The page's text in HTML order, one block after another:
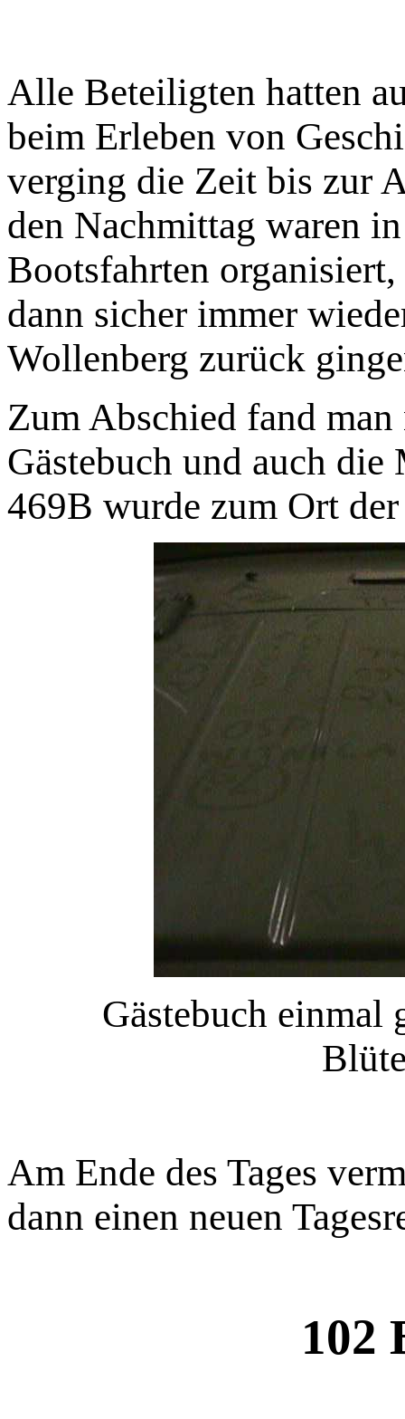
Alle Beteiligten hatten
beim Erleben von
verging die Zeit bis zur
den Nachmittag waren
Bootsfahrten
dann sicher immer
Wollenberg zurück
Zum Abschied fand
Gästebuch und auch
469B wurde zum Ort
Gästebuch einmal
Am Ende des Tages
dann einen neuen
102